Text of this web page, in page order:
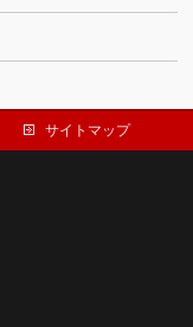
サイトマップ